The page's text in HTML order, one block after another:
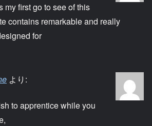
my first go to see of this
contains remarkable and really
for
より:
to apprentice while you